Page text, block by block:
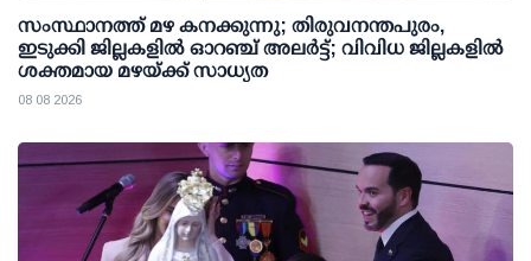
സംസ്ഥാനത്ത് മഴ കനക്കുന്നു; തിരുവനന്തപുരം,
ഇടുക്കി ജില്ലകളിൽ ഓറഞ്ച് അലർട്ട്; വിവിധ ജില്ലകളിൽ
ശക്തമായ മഴയ്ക്ക് സാധ്യത
08 08 2026